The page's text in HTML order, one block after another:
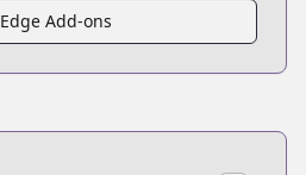
Edge Add-ons